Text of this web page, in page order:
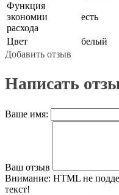
Функция
экономии
расхода
есть
Цвет
белый
Добавить отзыв
Написать
Ваше имя:
Ваш отзыв
Внимание: HTML не
текст!